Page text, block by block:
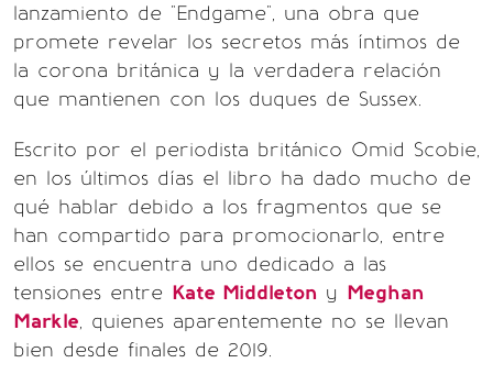
lanzamiento de "Endgame", una obra que
promete revelar los secretos más íntimos de
la corona británica y la verdadera relación
que mantienen con los duques de Sussex.
Escrito por el periodista británico Omid Scobie,
en los últimos días el libro ha dado mucho de
qué hablar debido a los fragmentos que se
han compartido para promocionarlo, entre
ellos se encuentra uno dedicado a las
tensiones entre Kate Middleton y Meghan
Markle, quienes aparentemente no se llevan
bien desde finales de 2019.